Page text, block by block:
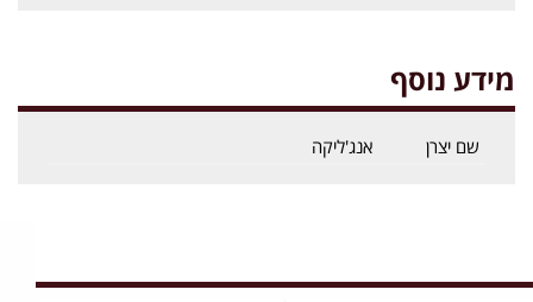
מידע נוסף
שם יצרן אנג'ליקה